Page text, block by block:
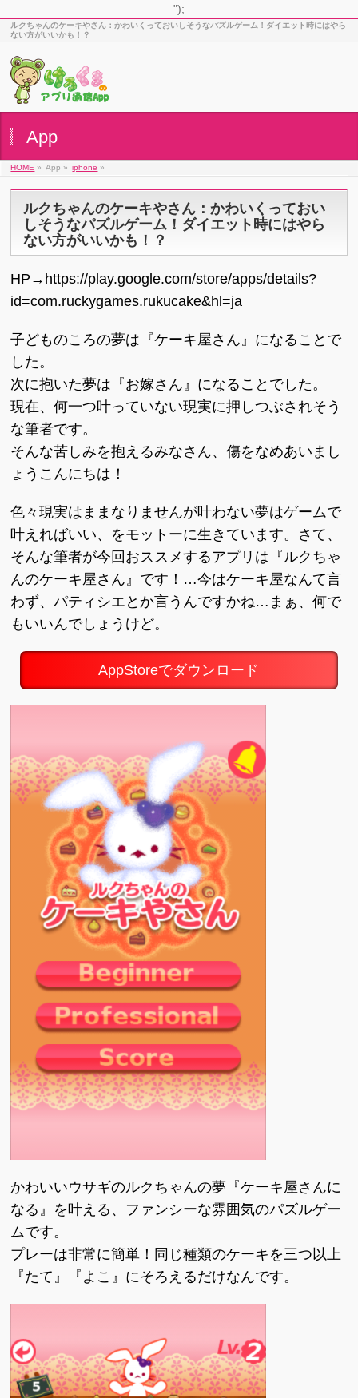
");
ルクちゃんのケーキやさん：かわいくっておいしそうなパズルゲーム！ダイエット時にはやら
ない方がいいかも！？
App
HOME » App » iphone »
ルクちゃんのケーキやさん：かわいくっておい
しそうなパズルゲーム！ダイエット時にはやら
ない方がいいかも！？
HP→https://play.google.com/store/apps/details?
id=com.ruckygames.rukucake&hl=ja
子どものころの夢は『ケーキ屋さん』になることで
した。
次に抱いた夢は『お嫁さん』になることでした。
現在、何一つ叶っていない現実に押しつぶされそう
な筆者です。
そんな苦しみを抱えるみなさん、傷をなめあいまし
ょうこんにちは！
色々現実はままなりませんが叶わない夢はゲームで
叶えればいい、をモットーに生きています。さて、
そんな筆者が今回おススメするアプリは『ルクちゃ
んのケーキ屋さん』です！…今はケーキ屋なんて言
わず、パティシエとか言うんですかね…まぁ、何で
もいいんでしょうけど。
AppStoreでダウンロード
かわいいウサギのルクちゃんの夢『ケーキ屋さんに
なる』を叶える、ファンシーな雰囲気のパズルゲー
ムです。
プレーは非常に簡単！同じ種類のケーキを三つ以上
『たて』『よこ』にそろえるだけなんです。